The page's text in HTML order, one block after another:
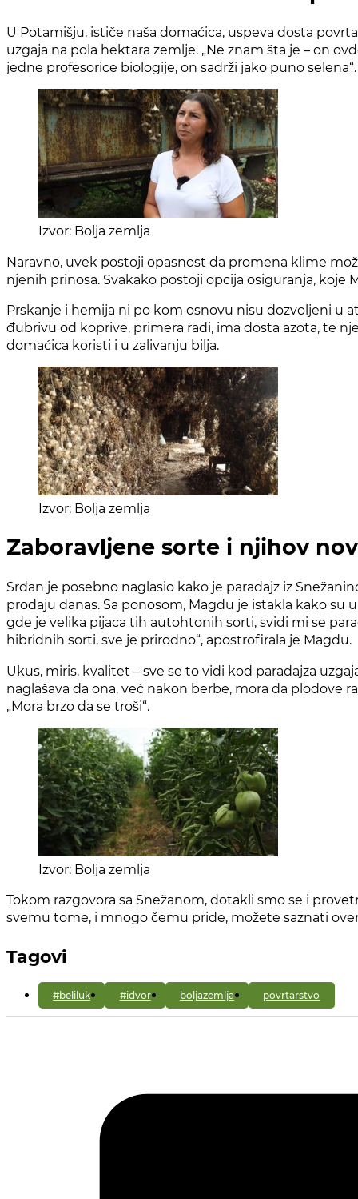
U Potamišju, ističe naša domaćica, uspeva dosta
uzgaja na pola hektara zemlje. „Ne znam šta je – on
jedne profesorice biologije, on sadrži jako puno selena“.
Izvor: Bolja zemlja
Naravno, uvek postoji opasnost da promena klime
njenih prinosa. Svakako postoji opcija osiguranja, koje
Prskanje i hemija ni po kom osnovu nisu dozvoljeni u
đubrivu od koprive, primera radi, ima dosta azota, te
domaćica koristi i u zalivanju bilja.
Izvor: Bolja zemlja
Zaboravljene sorte i njihov
Srđan je posebno naglasio kako je paradajz iz
prodaju danas. Sa ponosom, Magdu je istakla kako su
gde je velika pijaca tih autohtonih sorti, svidi mi se
hibridnih sorti, sve je prirodno“, apostrofirala je Magdu.
Ukus, miris, kvalitet – sve se to vidi kod paradajza
naglašava da ona, već nakon berbe, mora da plodove
„Mora brzo da se troši“.
Izvor: Bolja zemlja
Tokom razgovora sa Snežanom, dotakli smo se i
svemu tome, i mnogo čemu pride, možete saznati
Tagovi
#beliluk #idvor boljazemlja povrtarstvo